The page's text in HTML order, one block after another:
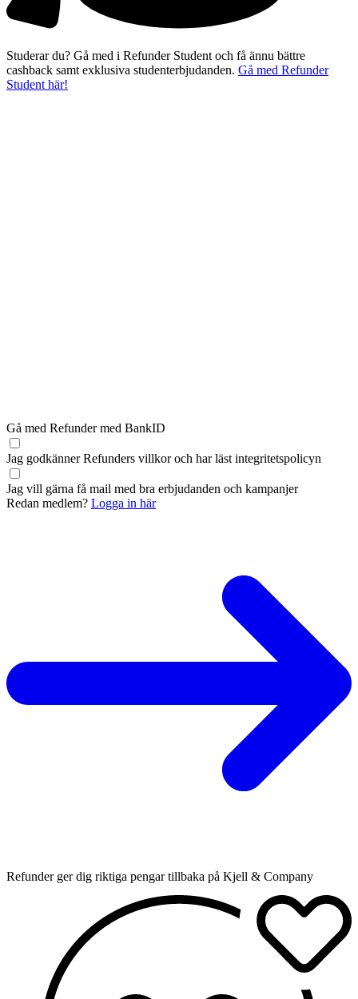
Studerar du? Gå med i Refunder Student och få ännu bättre
cashback samt exklusiva studenterbjudanden. Gå med Refunder
Student här!
Gå med Refunder med BankID
Jag godkänner Refunders villkoroch har läst integritetspolicyn
Jag vill gärna få mail med bra erbjudanden och kampanjer
Redan medlem? Logga in här
Refunder ger dig riktiga pengar tillbaka på Kjell & Company